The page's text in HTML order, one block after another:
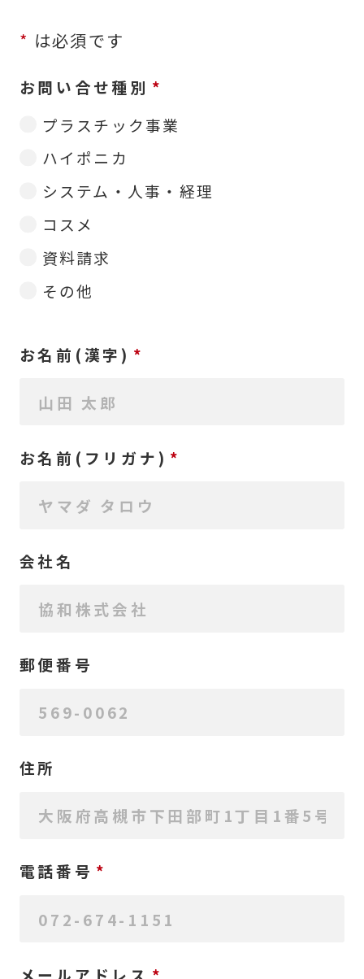
* は必須です
お問い合せ種別
プラスチック事業
ハイポニカ
システム・人事・経理
コスメ
資料請求
その他
お名前(漢字)
お名前(フリガナ)
会社名
郵便番号
住所
電話番号
メールアドレス